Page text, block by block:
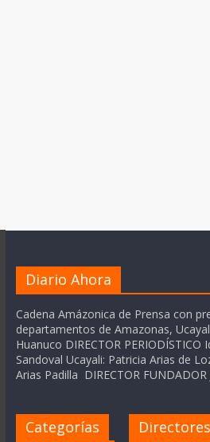
Diario Ahora
Cadena Amázonica de Prensa con
departamentos de Amazonas,
Huanuco DIRECTOR PERIODÍSTICO
Sandoval Ucayali: Patricia Arias de
Arias Padilla DIRECTOR FUNDADOR
Categorías Directores